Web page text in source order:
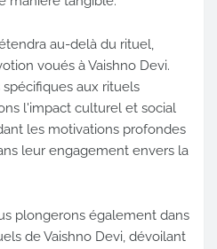
au-delà du rituel,
voués à Vaishno Devi.
aux rituels
l'impact culturel et social
les motivations profondes
leur engagement envers la
plongerons également dans
de Vaishno Devi, dévoilant